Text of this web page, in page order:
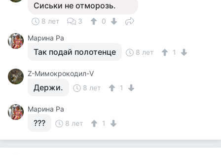
Сиськи не отморозь.
8 лет 3
0
Марина Ра
Так подай полотенце 8 лет 1
Z-Мимокрокодил-V
Держи. 8 лет 1
Марина Ра
??? 8 лет 1